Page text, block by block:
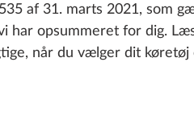
Prisen er inklusiv moms,
gasprøvningsattest.
det følgende, kan
andre serier og
af 31. marts 2021, som
har opsummeret for dig.
når du vælger dit køretøj